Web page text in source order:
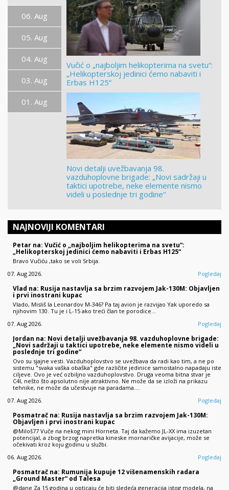
06. Aug
05. Aug
04. Aug
03. Aug
01. Aug
Vučić o „najboljim helikopterima na svetu“:
„Helikopterskoj jedinici ćemo nabaviti i
Erbas H125“
Novi detalji uvežbavanja 98.
vazduhoplovne brigade: „Novi sadržaji u
taktici upotrebe, neke elemente nismo
videli u poslednje tri godine“
NAJNOVIJI KOMENTARI
Petar na: Vučić o „najboljim helikopterima na svetu“:
„Helikopterskoj jedinici ćemo nabaviti i Erbas H125“
Bravo Vučiću ,tako se voli Srbija.
07. Aug 2026.
Pogledaj
Vlad na: Rusija nastavlja sa brzim razvojem Jak-130M: Objavljen
i prvi inostrani kupac
Vlado, Misliš la Leonardov M-346? Pa taj avion je razvijao Yak uporedo sa
njihovim 130. Tu je i L-15 ako treći član te porodice...
07. Aug 2026.
Pogledaj
Jordan na: Novi detalji uvežbavanja 98. vazduhoplovne brigade:
„Novi sadržaji u taktici upotrebe, neke elemente nismo videli u
poslednje tri godine“
Ovo su sjajne vesti. Vazduhoplovstvo se uvežbava da radi kao tim, a ne po
sistemu "svaka vaška obaška" gde različite jedinice samostalno napadaju iste
ciljeve. Ovo je već ozbiljno vazduhoplovstvo. Druga veoma bitna stvar je
C4I, nešto što apsolutno nije atraktivno. Ne može da se izloži na prikazu
tehnike, ne može da učestvuje na paradama.…
07. Aug 2026.
Pogledaj
Posmatrač na: Rusija nastavlja sa brzim razvojem Jak-130M:
Objavljen i prvi inostrani kupac
@Miloš77 Vuče na nekog mini Horneta. Taj da kažemo JL-XX ima izuzetan
potencijal, a zbog brzog napretka kineske mornaričke avijacije, može se
očekivati kroz koju godinu u službi.
06. Aug 2026.
Pogledaj
Posmatrač na: Rumunija kupuje 12 višenamenskih radara
„Ground Master“ od Talesa
@dane Za 15 godina u opticaju će biti sledeća generacija istog modela, na